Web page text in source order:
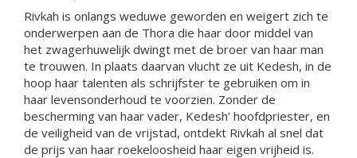
Rivkah is onlangs weduwe geworden en weigert zich te
onderwerpen aan de Thora die haar door middel van
het zwagerhuwelijk dwingt met de broer van haar man
te trouwen. In plaats daarvan vlucht ze uit Kedesh, in de
hoop haar talenten als schrijfster te gebruiken om in
haar levensonderhoud te voorzien. Zonder de
bescherming van haar vader, Kedesh’ hoofdpriester, en
de veiligheid van de vrijstad, ontdekt Rivkah al snel dat
de prijs van haar roekeloosheid haar eigen vrijheid is.